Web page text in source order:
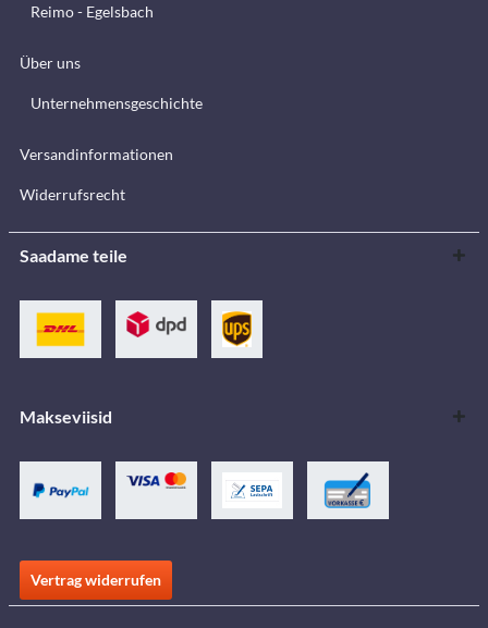
Reimo - Egelsbach
Über uns
Unternehmensgeschichte
Versandinformationen
Widerrufsrecht
Saadame teile
Makseviisid
Vertrag widerrufen